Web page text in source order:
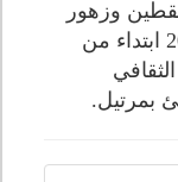
وزهور
كرام وذلك يوم الأربعاء 29 أبريل 2009 ابتداء من
بمرتيل.